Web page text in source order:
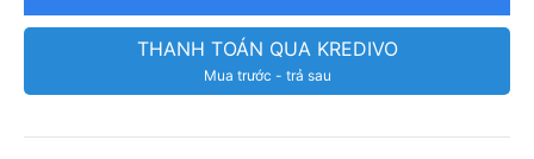
THANH TOÁN QUA KREDIVO
Mua trước - trả sau